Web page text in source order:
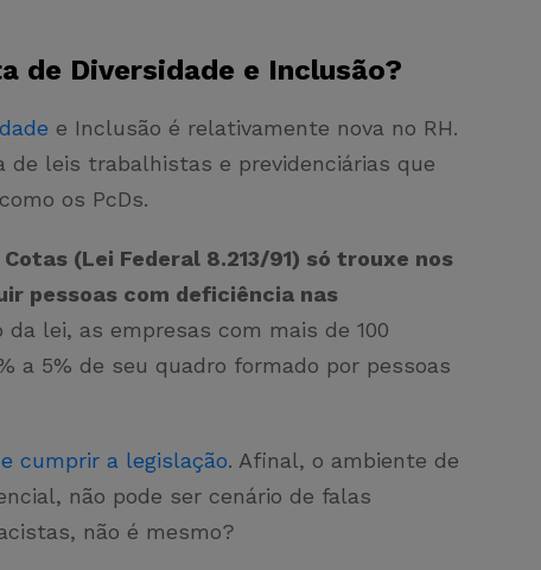
de Diversidade e Inclusão?
e Inclusão é relativamente nova no RH.
de leis trabalhistas e previdenciárias que
os PcDs.
(Lei Federal 8.213/91) só trouxe nos
pessoas com deficiência nas
lei, as empresas com mais de 100
a 5% de seu quadro formado por pessoas
cumprir a legislação. Afinal, o ambiente de
não pode ser cenário de falas
não é mesmo?